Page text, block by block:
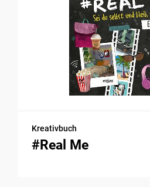
Kreativbuch
#Real Me